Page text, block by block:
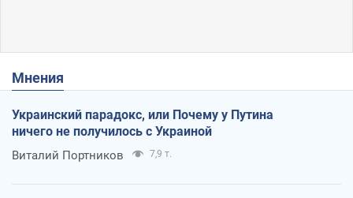
Мнения
Украинский парадокс, или Почему у Путина
ничего не получилось с Украиной
Виталий Портников 7,9 т.